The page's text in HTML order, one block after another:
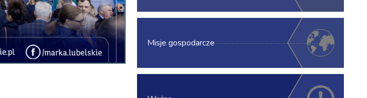
Misje gospodarcze